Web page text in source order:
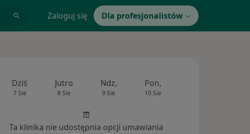
Zaloguj się Dla profesjonalistów
Dziś
7 Sie
Jutro
8 Sie
Ndz,
9 Sie
Pon,
10 Sie
Ta klinika nie udostępnia opcji umawiania